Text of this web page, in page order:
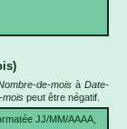
de-moisàDate-
mois peut être négatif.
JJ/MM/AAAA,